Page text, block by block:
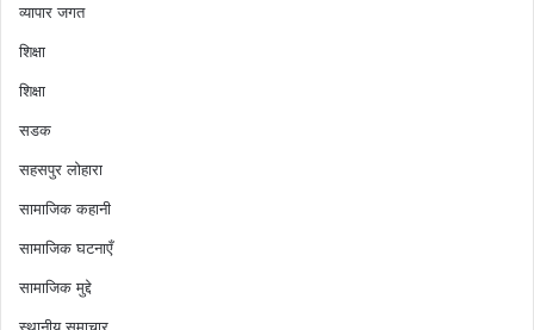
व्यापार जगत
शिक्षा
शिक्षा
सडक
सहसपुर लोहारा
सामाजिक कहानी
सामाजिक घटनाएँ
सामाजिक मुद्दे